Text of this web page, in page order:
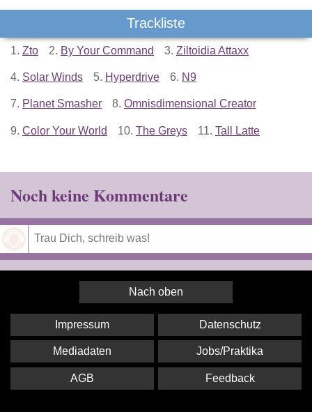
Trackliste
1. Zto 2. By Your Command 3. Ziltoidia Attaxx
4. Solar Winds 5. Hyperdrive 6. N9
7. Planet Smasher 8. Omnisdimensional Creator
9. Color Your World 10. The Greys 11. Tall Latte
Noch keine Kommentare
Nach oben
Impressum Datenschutz
Mediadaten Jobs/Praktika
AGB Feedback